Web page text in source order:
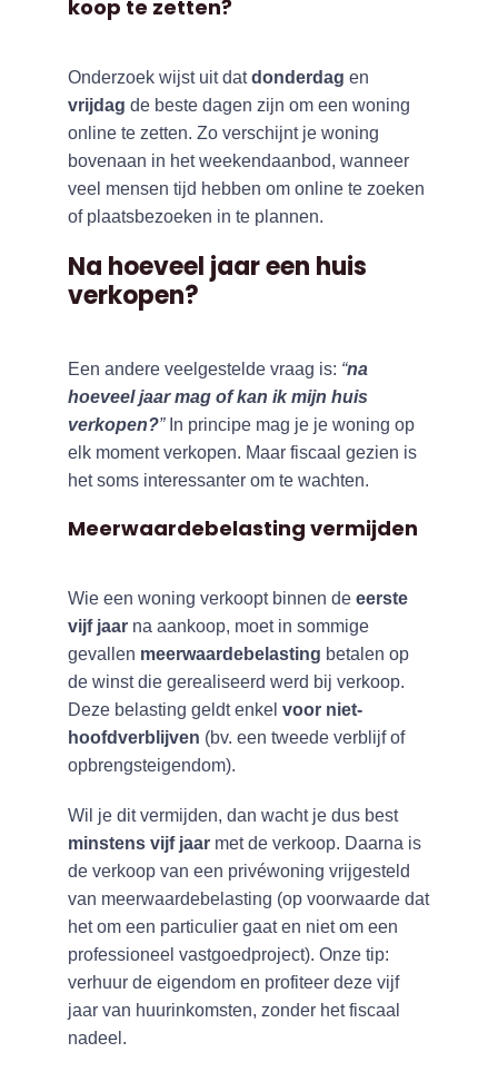
koop te zetten?
Onderzoek wijst uit datdonderdag en
vrijdag de beste dagen zijn om een woning
online te zetten. Zo verschijnt je woning
bovenaan in het weekendaanbod, wanneer
veel mensen tijd hebben om online te zoeken
of plaatsbezoeken in te plannen.
Na hoeveel jaar een huis
verkopen?
Een andere veelgestelde vraag is: “na
hoeveel jaar mag of kan ik mijn huis
verkopen?”In principe mag je je woning op
elk moment verkopen. Maar fiscaal gezien is
het soms interessanter om te wachten.
Meerwaardebelasting vermijden
Wie een woning verkoopt binnen de eerste
vijf jaarna aankoop, moet in sommige
gevallen meerwaardebelasting betalen op
de winst die gerealiseerd werd bij verkoop.
Deze belasting geldt enkel voor niet-
hoofdverblijven (bv. een tweede verblijf of
opbrengsteigendom).
Wil je dit vermijden, dan wacht je dus best
minstens vijf jaarmet de verkoop. Daarna is
de verkoop van een privéwoning vrijgesteld
van meerwaardebelasting (op voorwaarde dat
het om een particulier gaat en niet om een
professioneel vastgoedproject). Onze tip:
verhuur de eigendom en profiteer deze vijf
jaar van huurinkomsten, zonder het fiscaal
nadeel.